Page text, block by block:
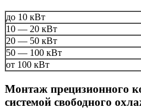
до 10 кВт
10 — 20 кВт
20 — 50 кВт
50 — 100 кВт
от 100 кВт
Монтаж прецизионного
системой свободного